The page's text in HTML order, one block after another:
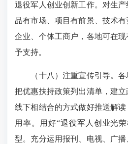
退役军人创业创新工作。对生
品有市场、项目有前景、技术
企业、个体工商户，各地可在
予支持。
（十八）注重宣传引导。各
把优惠扶持政策列出清单，建
线下相结合的方式做好推送解
用率。用好“退役军人创业光
型。充分运用报刊、电视、广播